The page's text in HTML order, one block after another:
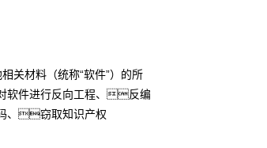
材料（统称“软件”）的所
件进行反向工程、反编
、窃取知识产权